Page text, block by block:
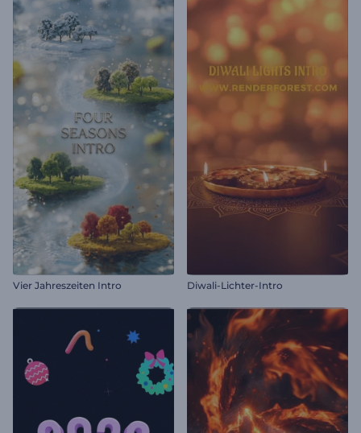
Vier Jahreszeiten Intro Diwali-Lichter-Intro